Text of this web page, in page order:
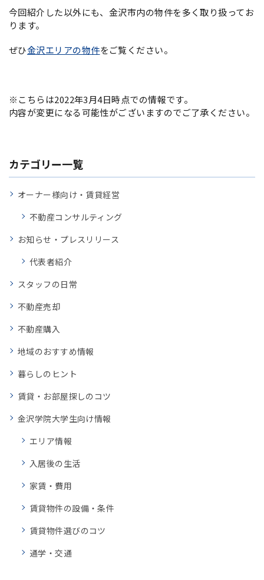
今回紹介した以外にも、金沢市内の物件を多く取り扱ってお
ります。
ぜひ金沢エリアの物件をご覧ください。
※こちらは2022年3月4日時点での情報です。
内容が変更になる可能性がございますのでご了承ください。
カテゴリー一覧
オーナー様向け・賃貸経営
不動産コンサルティング
お知らせ・プレスリリース
代表者紹介
スタッフの日常
不動産売却
不動産購入
地域のおすすめ情報
暮らしのヒント
賃貸・お部屋探しのコツ
金沢学院大学生向け情報
エリア情報
入居後の生活
家賃・費用
賃貸物件の設備・条件
賃貸物件選びのコツ
通学・交通